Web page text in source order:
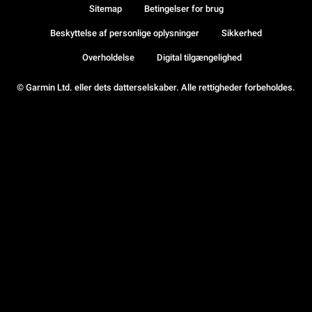
© Garmin Ltd. eller dets datterselskaber. Alle rettigheder forbeholdes.
Sitemap Betingelser for brug
Beskyttelse af personlige oplysninger Sikkerhed
Overholdelse Digital tilgængelighed